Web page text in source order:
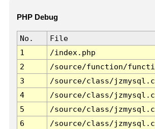
PHP Debug
No. File
1
/index.php
2
/source/function/
3
/source/class/
4
/source/class/
5
/source/class/
6
/source/class/